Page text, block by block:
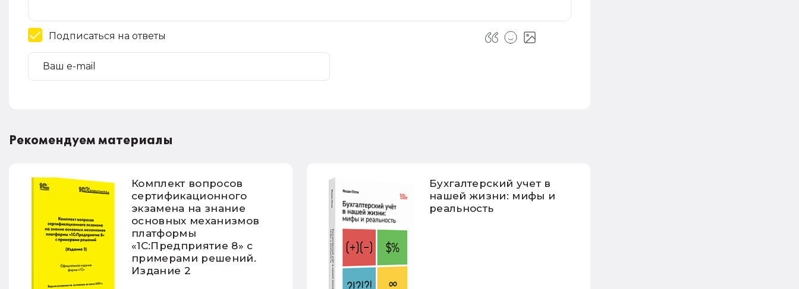
Подписаться на ответы
Рекомендуем материалы
Комплект вопросов
сертификационного
экзамена на знание
основных механизмов
платформы
«1С:Предприятие 8» с
примерами решений.
Издание 2
Бухгалтерский учет в
нашей жизни: мифы и
реальность